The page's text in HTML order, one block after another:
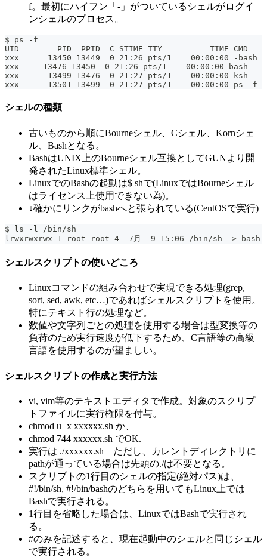
f。最初にハイフン「-」がついているシェルがログイ
ンシェルのプロセス。
$ ps -f
UID        PID  PPID  C STIME TTY          TIME CMD
xxx      13450 13449  0 21:26 pts/1    00:00:00 -bash
xxx     13476 13450  0 21:26 pts/1    00:00:00 bash
xxx      13499 13476  0 21:27 pts/1    00:00:00 ksh
xxx      13501 13499  0 21:27 pts/1    00:00:00 ps –f
シェルの種類
古いものから順にBourneシェル、Cシェル、Kornシェ
ル、Bashとなる。
BashはUNIX上のBourneシェル互換としてGUNより開
発されたLinux標準シェル。
LinuxでのBashの起動は$ shで(LinuxではBourneシェル
はライセンス上使用できない為)。
↓確かにリンクがbashへと張られている(CentOSで実行)
$ ls -l /bin/sh
lrwxrwxrwx 1 root root 4  7月  9 15:06 /bin/sh -> bash
シェルスクリプトの使いどころ
Linuxコマンドの組み合わせで実現できる処理(grep,
sort, sed, awk, etc…)であればシェルスクリプトを使用。
特にテキスト行の処理など。
数値や文字列ごとの処理を使用する場合は型変換等の
負荷のため実行速度が低下するため、C言語等の高級
言語を使用するのが望ましい。
シェルスクリプトの作成と実行方法
vi, vim等のテキストエディタで作成。対象のスクリプ
トファイルに実行権限を付与。
chmod u+x xxxxxx.sh か、
chmod 744 xxxxxx.sh でOK.
実行は ./xxxxxx.sh ただし、カレントディレクトリに
pathが通っている場合は先頭の./は不要となる。
スクリプトの1行目のシェルの指定(絶対パス)は、
#!/bin/sh, #!/bin/bashのどちらを用いてもLinux上では
Bashで実行される。
1行目を省略した場合は、LinuxではBashで実行され
る。
#のみを記述すると、現在起動中のシェルと同じシェル
で実行される。